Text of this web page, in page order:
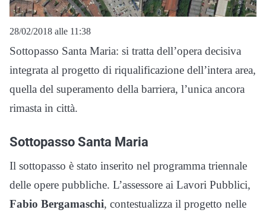
28/02/2018 alle 11:38
Sottopasso Santa Maria: si tratta dell’opera decisiva
integrata al progetto di riqualificazione dell’intera area,
quella del superamento della barriera, l’unica ancora
rimasta in città.
Sottopasso Santa Maria
Il sottopasso è stato inserito nel programma triennale
delle opere pubbliche. L’assessore ai Lavori Pubblici,
Fabio Bergamaschi, contestualizza il progetto nelle